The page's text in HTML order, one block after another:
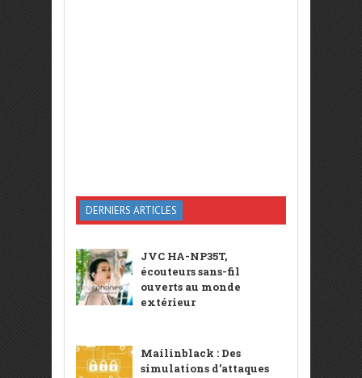
DERNIERS ARTICLES
JVC HA-NP35T,
écouteurs sans-fil
ouverts au monde
extérieur
Mailinblack : Des
simulations d’attaques